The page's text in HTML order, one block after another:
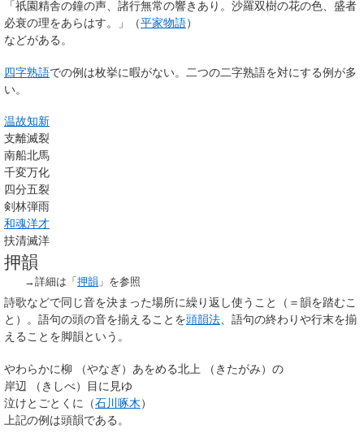
「祇園精舎の鐘の声、諸行無常の響きあり。沙羅双樹の花の色、盛者
必衰の理をあらはす。」（平家物語）
などがある。
四字熟語での例は枚挙に暇がない。二つの二字熟語を対にする例が多
い。
温故知新
支離滅裂
南船北馬
千変万化
四分五裂
剣林弾雨
和魂洋才
扶清滅洋
押韻
→詳細は「押韻 」を参照
詩歌などで同じ音を決まった場所に繰り返し使うこと（＝韻を踏むこ
と）。語句の頭の音を揃えることを頭韻法、語句の終わりや行末を揃
えることを脚韻という。
やわらかに柳 （やなぎ） あをめる北上 （ き たがみ） の
岸辺
（ き しべ）
目に見ゆ
泣けとごとくに（石川啄木）
上記の例は頭韻である。